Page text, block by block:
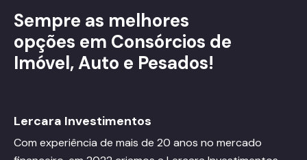
Sempre as melhores
opções em Consórcios de
Imóvel, Auto e Pesados!
Lercara Investimentos
Com experiência de mais de 20 anos no mercado